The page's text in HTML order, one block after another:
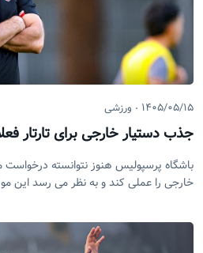
۱۴۰۵/۰۵/۱۵ ورزشی
جذب دستیار خارجی برای تارتار
باشگاه پرسپولیس هنوز نتوانسته
خارجی را عملی کند و به نظر می رسد این